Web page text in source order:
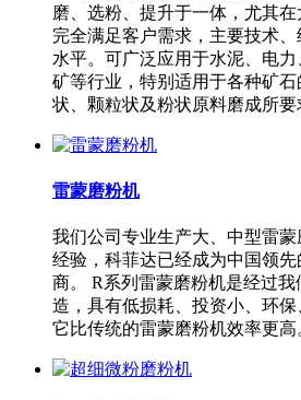
磨、选粉、提升于一体，尤其
完全满足客户需求，主要技术
水平。可广泛应用于水泥、电
矿等行业，特别适用于各种矿
状、颗粒状及粉状原料磨成所要
雷蒙磨粉机
我们公司专业生产大、中型雷
经验，科菲达已经成为中国领
商。 R系列雷蒙磨粉机是经过
造，具有低损耗、投资小、环保
它比传统的雷蒙磨粉机效率更高